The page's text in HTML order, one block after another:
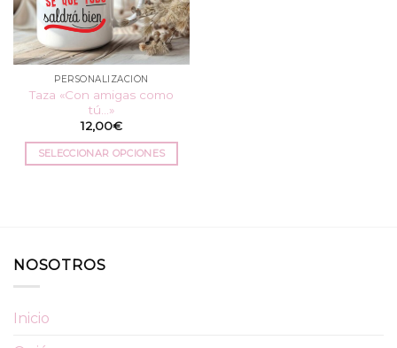
PERSONALIZACIÓN
Taza «Con amigas como
tú…»
12,00€
SELECCIONAR OPCIONES
Las
NOSOTROS
Inicio